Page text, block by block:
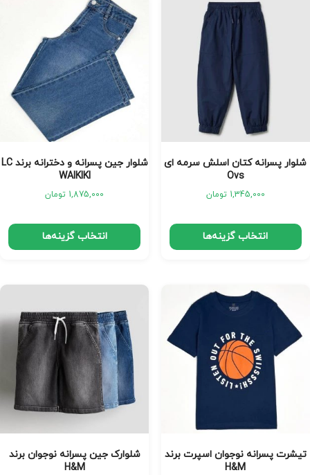
شلوار پسرانه کتان اسلش سرمه ای
Ovs
1,345,000 تومان
انتخاب گزینه‌ها
شلوار جین پسرانه و دخترانه برند LC
WAIKIKI
1,875,000 تومان
انتخاب گزینه‌ها
تیشرت پسرانه نوجوان اسپرت برند
H&M
شلوارک جین پسرانه نوجوان برند
H&M